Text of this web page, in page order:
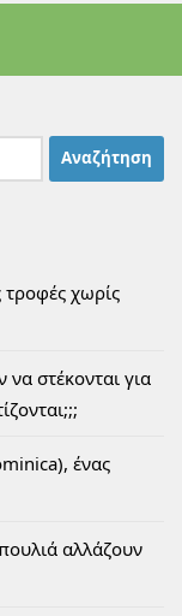
χωρίς
στέκονται για
ένας
αλλάζουν